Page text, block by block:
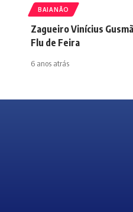
BAIANÃO
Zagueiro Vinícius
Flu de Feira
6 anos atrás